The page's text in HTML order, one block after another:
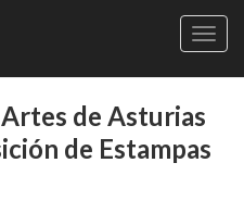
de Asturias
de Estampas